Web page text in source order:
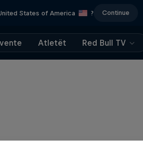
States of America ? Continue
Atletët Red Bull TV